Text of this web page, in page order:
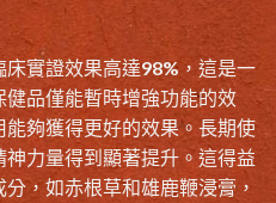
床實證效果高達98%，這是一
品僅能暫時增強功能的效
夠獲得更好的效果。長期使
力量得到顯著提升。這得益
，如赤根草和雄鹿鞭浸膏，